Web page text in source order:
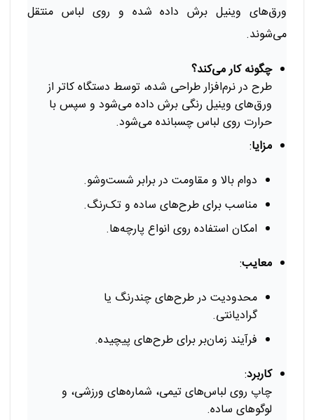
ورق‌های وینیل برش داده شده و روی لباس منتقل
می‌شوند.
چگونه کار می‌کند؟
طرح در نرم‌افزار طراحی شده، توسط دستگاه کاتر از
ورق‌های وینیل رنگی برش داده می‌شود و سپس با
حرارت روی لباس چسبانده می‌شود.
مزایا:
دوام بالا و مقاومت در برابر شست‌وشو.
مناسب برای طرح‌های ساده و تک‌رنگ.
امکان استفاده روی انواع پارچه‌ها.
معایب:
محدودیت در طرح‌های چندرنگ یا
گرادیانتی.
فرآیند زمان‌بر برای طرح‌های پیچیده.
کاربرد:
چاپ روی لباس‌های تیمی، شماره‌های ورزشی، و
لوگوهای ساده.